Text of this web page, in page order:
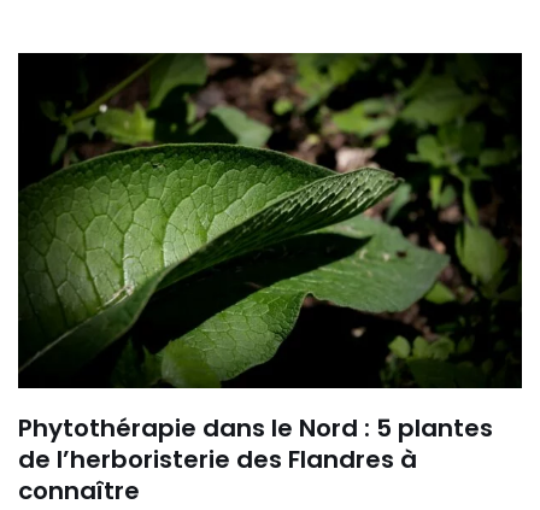
Phytothérapie dans le Nord : 5 plantes
de l’herboristerie des Flandres à
connaître